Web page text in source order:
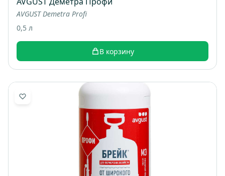
AVGUST Demetra Profi
0,5 л
В корзину